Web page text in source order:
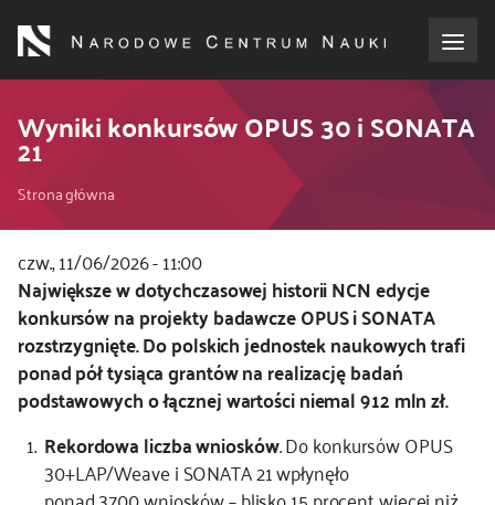
treści
dla wnioskodawców
dla realizujących projekty
dla ekspertów
efekty NCN
współpraca międzynarodowa
nagroda NCN
Wyniki konkursów OPUS 30 i SONATA
21
Ścieżka
nawigacyjna
Strona główna
czw., 11/06/2026 - 11:00
Kod
CSS
i
JS
Największe w dotychczasowej historii NCN edycje
konkursów na projekty badawcze OPUS i SONATA
rozstrzygnięte. Do polskich jednostek naukowych trafi
ponad pół tysiąca grantów na realizację badań
podstawowych o łącznej wartości niemal 912 mln zł.
Rekordowa liczba wniosków. Do konkursów OPUS
30+LAP/Weave i SONATA 21 wpłynęło